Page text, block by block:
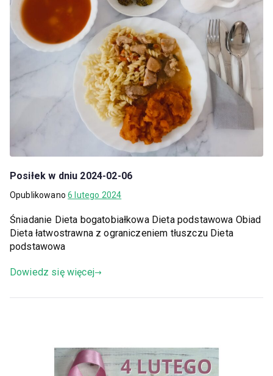
Posiłek w dniu 2024-02-06
Opublikowano6 lutego 2024
Śniadanie Dieta bogatobiałkowa Dieta podstawowa Obiad
Dieta łatwostrawna z ograniczeniem tłuszczu Dieta
podstawowa
Dowiedz się więcej